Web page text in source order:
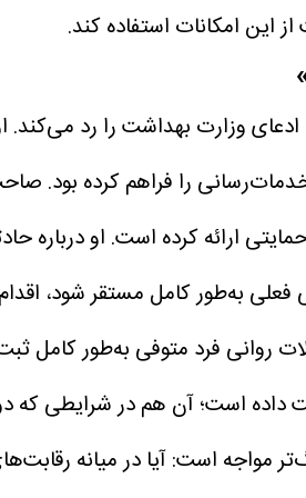
وزارت بهداشت را رد
را فراهم کرده بود.
او درباره
به‌طور کامل مستقر شود،
روانی فرد متوفی به‌طور
است؛ آن هم در شرایطی که
مواجه است: آیا در میانه